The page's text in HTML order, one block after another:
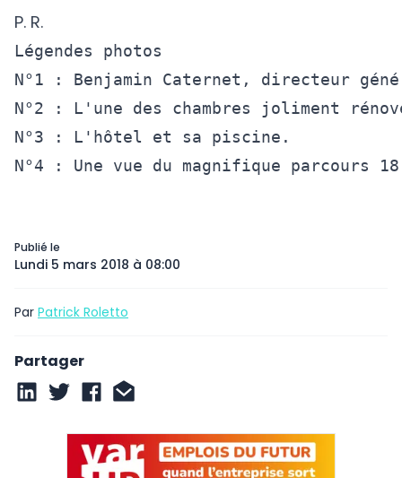
Publié le
Lundi 5 mars 2018 à 08:00
Par Patrick Roletto
Partager
P. R.
Légendes photos
N°1 : Benjamin Caternet, directeur
N°2 : L'une des chambres joliment
N°3 : L'hôtel et sa piscine.
N°4 : Une vue du magnifique parcours